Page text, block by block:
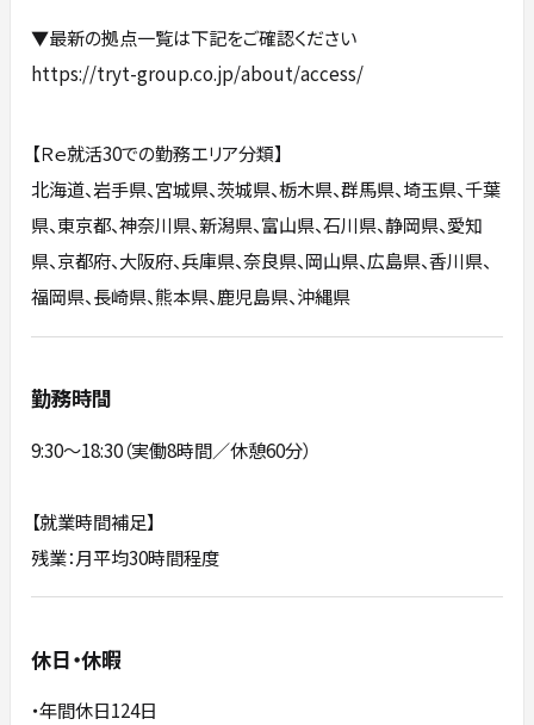
▼最新の拠点一覧は下記をご確認ください
https://tryt-group.co.jp/about/access/
【Ｒｅ就活30での勤務エリア分類】
北海道、岩手県、宮城県、茨城県、栃木県、群馬県、埼玉県、千葉
県、東京都、神奈川県、新潟県、富山県、石川県、静岡県、愛知
県、京都府、大阪府、兵庫県、奈良県、岡山県、広島県、香川県、
福岡県、長崎県、熊本県、鹿児島県、沖縄県
勤務時間
9:30〜18:30（実働8時間／休憩60分）
【就業時間補足】
残業：月平均30時間程度
休日・休暇
・年間休日124日